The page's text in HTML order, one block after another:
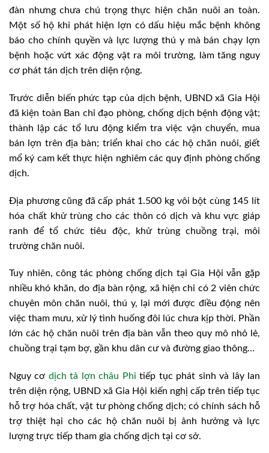
đàn nhưng chưa chú trọng thực hiện chăn nuôi an toàn.
Một số hộ khi phát hiện lợn có dấu hiệu mắc bệnh không
báo cho chính quyền và lực lượng thú y mà bán chạy lợn
bệnh hoặc vứt xác động vật ra môi trường, làm tăng nguy
cơ phát tán dịch trên diện rộng.
Trước diễn biến phức tạp của dịch bệnh, UBND xã Gia Hội
đã kiện toàn Ban chỉ đạo phòng, chống dịch bệnh động vật;
thành lập các tổ lưu động kiểm tra việc vận chuyển, mua
bán lợn trên địa bàn; triển khai cho các hộ chăn nuôi, giết
mổ ký cam kết thực hiện nghiêm các quy định phòng chống
dịch.
Địa phương cũng đã cấp phát 1.500 kg vôi bột cùng 145 lít
hóa chất khử trùng cho các thôn có dịch và khu vực giáp
ranh để tổ chức tiêu độc, khử trùng chuồng trại, môi
trường chăn nuôi.
Tuy nhiên, công tác phòng chống dịch tại Gia Hội vẫn gặp
nhiều khó khăn, do địa bàn rộng, xã hiện chỉ có 2 viên chức
chuyên môn chăn nuôi, thú y, lại mới được điều động nên
việc tham mưu, xử lý tình huống đôi lúc chưa kịp thời. Phần
lớn các hộ chăn nuôi trên địa bàn vẫn theo quy mô nhỏ lẻ,
chuồng trại tạm bợ, gần khu dân cư và đường giao thông…
Nguy cơ dịch tả lợn châu Phi tiếp tục phát sinh và lây lan
trên diện rộng, UBND xã Gia Hội kiến nghị cấp trên tiếp tục
hỗ trợ hóa chất, vật tư phòng chống dịch; có chính sách hỗ
trợ thiệt hại cho các hộ chăn nuôi bị ảnh hưởng và lực
lượng trực tiếp tham gia chống dịch tại cơ sở.